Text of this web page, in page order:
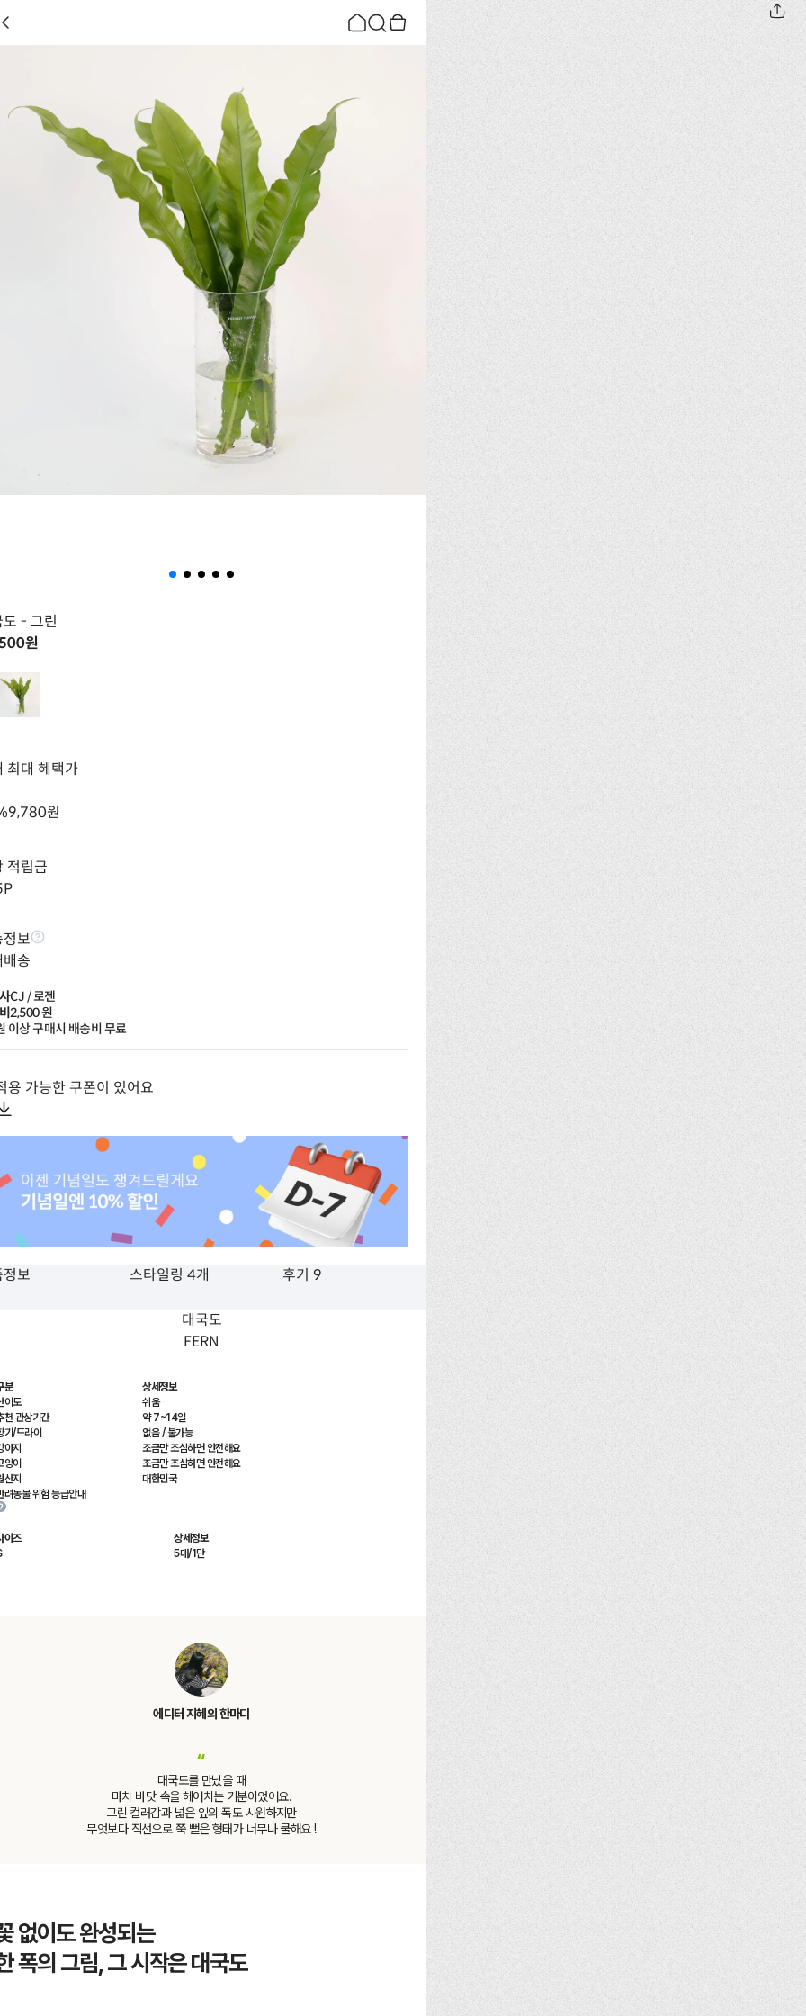
- 그린
원
최대 혜택가
9,780원
적립금
P
보
송
CJ / 로젠
2,500 원
이상 구매시 배송비 무료
용 가능한 쿠폰이 있어요
보 스타일링 4개 후기 9
대국도
FERN
분
상세정보
이도
쉬움
천 관상기간
약 7~14일
기/드라이
없음 / 불가능
아지
조금만 조심하면 안전해요
양이
조금만 조심하면 안전해요
산지
대한민국
려동물 위험 등급안내
이즈
상세정보
5대/1단
에디터 지혜의 한마디
“
대국도를 만났을 때
마치 바닷 속을 헤어치는 기분이었어요.
그린 컬러감과 넓은 잎의 폭도 시원하지만
무엇보다 직선으로 쭉 뻗은 형태가 너무나 쿨해요 !
없이도 완성되는
폭의 그림, 그 시작은 대국도